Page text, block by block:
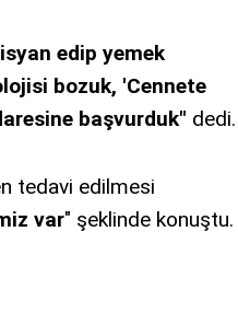
edip yemek
bozuk, 'Cennete
başvurduk" dedi.
tedavi edilmesi
var" şeklinde konuştu.